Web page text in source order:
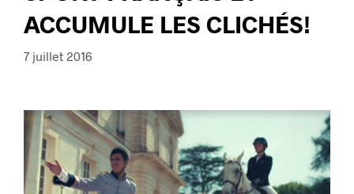
ACCUMULE LES CLICHÉS!
7 juillet 2016